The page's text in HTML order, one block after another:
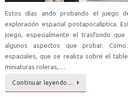
Estos días ando probando el juego
exploración espacial postapocalíptica.
juego, especialmente el trasfondo
algunos aspectos que probar.
espaciales, que se realiza sobre el
miniaturas roleras,…
Continuar leyendo…